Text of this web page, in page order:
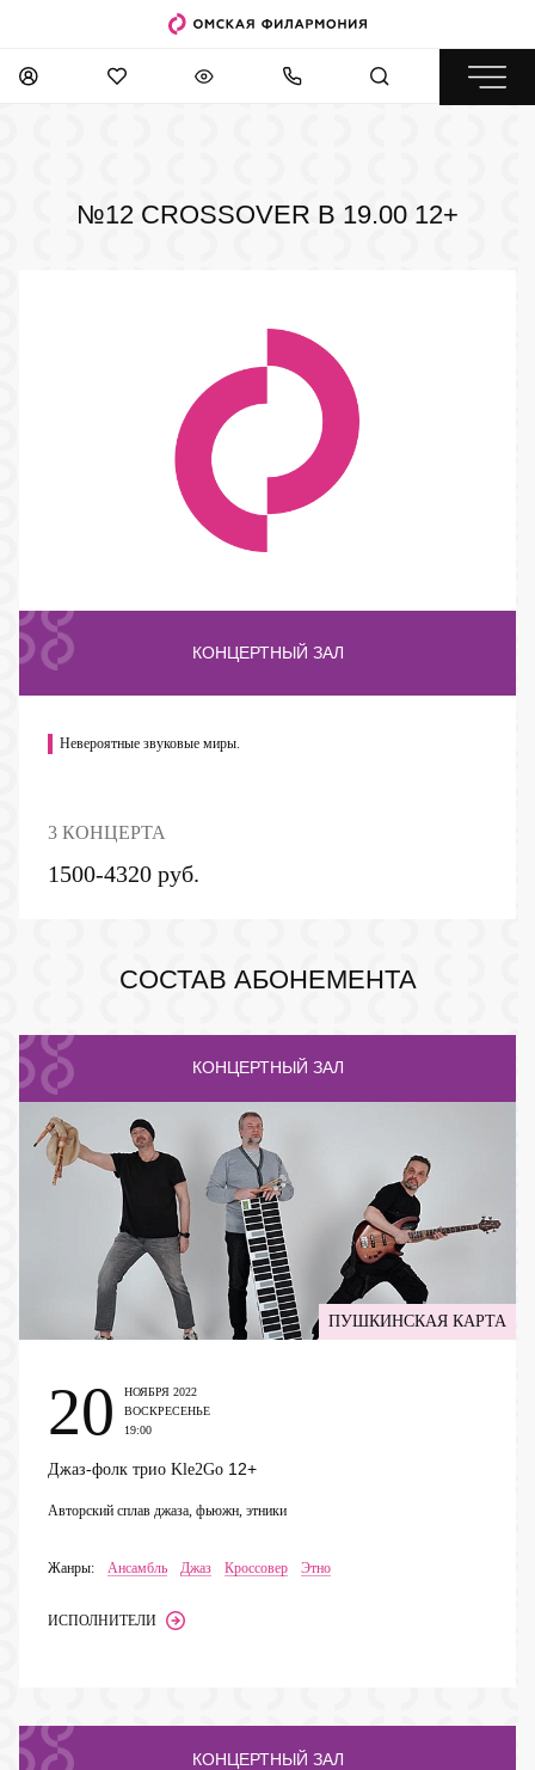
№12 CROSSOVER В 19.00 12+
КОНЦЕРТНЫЙ ЗАЛ
Невероятные звуковые миры.
3 КОНЦЕРТА
1500-4320 руб.
СОСТАВ АБОНЕМЕНТА
КОНЦЕРТНЫЙ ЗАЛ
20
НОЯБРЯ 2022
ВОСКРЕСЕНЬЕ
19:00
Джаз-фолк трио Kle2Go 12+
Авторский сплав джаза, фьюжн, этники
Жанры: Ансамбль Джаз Кроссовер Этно
ИСПОЛНИТЕЛИ
ПУШКИНСКАЯ КАРТА
КОНЦЕРТНЫЙ ЗАЛ